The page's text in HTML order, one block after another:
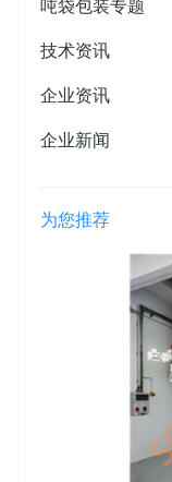
吨袋包装专题
技术资讯
企业资讯
企业新闻
为您推荐